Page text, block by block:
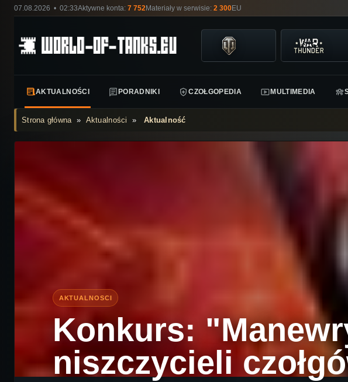
07.08.2026 • 02:33Aktywne konta: 7 752Materiały w serwisie: 2 300EU
AKTUALNOŚCI PORADNIKI CZOŁGOPEDIA MULTIMEDIA
Strona główna» Aktualności »Aktualność
Konkurs:
niszczycieli